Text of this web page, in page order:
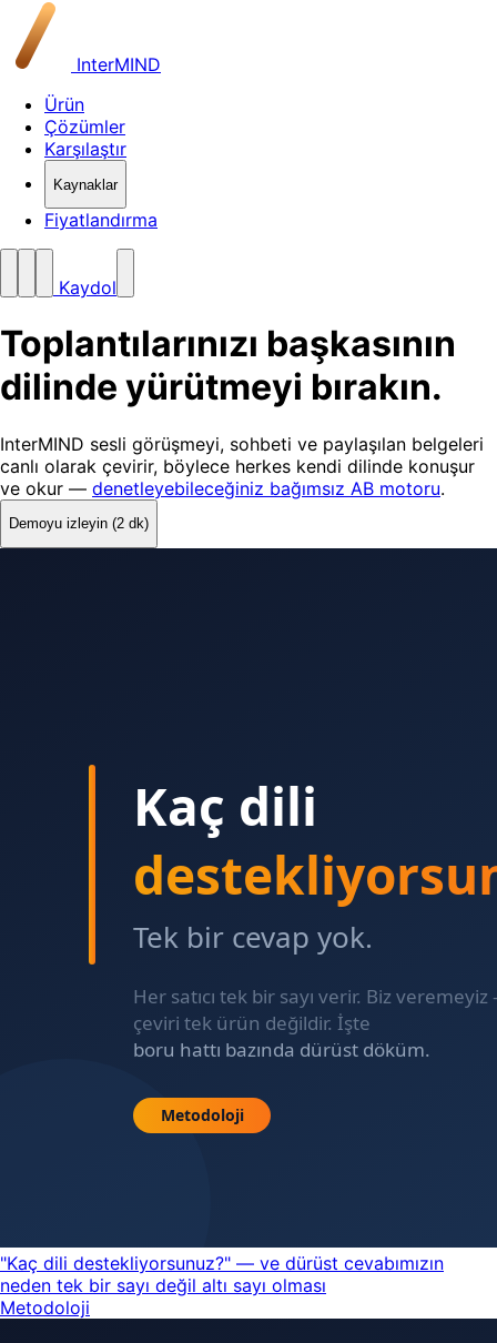
InterMIND
Ürün
Çözümler
Karşılaştır
Kaynaklar
Fiyatlandırma
Kaydol
Toplantılarınızı başkasının
dilinde yürütmeyi bırakın.
InterMIND sesli görüşmeyi, sohbeti ve paylaşılan belgeleri
canlı olarak çevirir, böylece herkes kendi dilinde konuşur
ve okur — denetleyebileceğiniz bağımsız AB motoru.
Demoyu izleyin (2 dk)
"Kaç dili destekliyorsunuz?" — ve dürüst cevabımızın
neden tek bir sayı değil altı sayı olması
Metodoloji